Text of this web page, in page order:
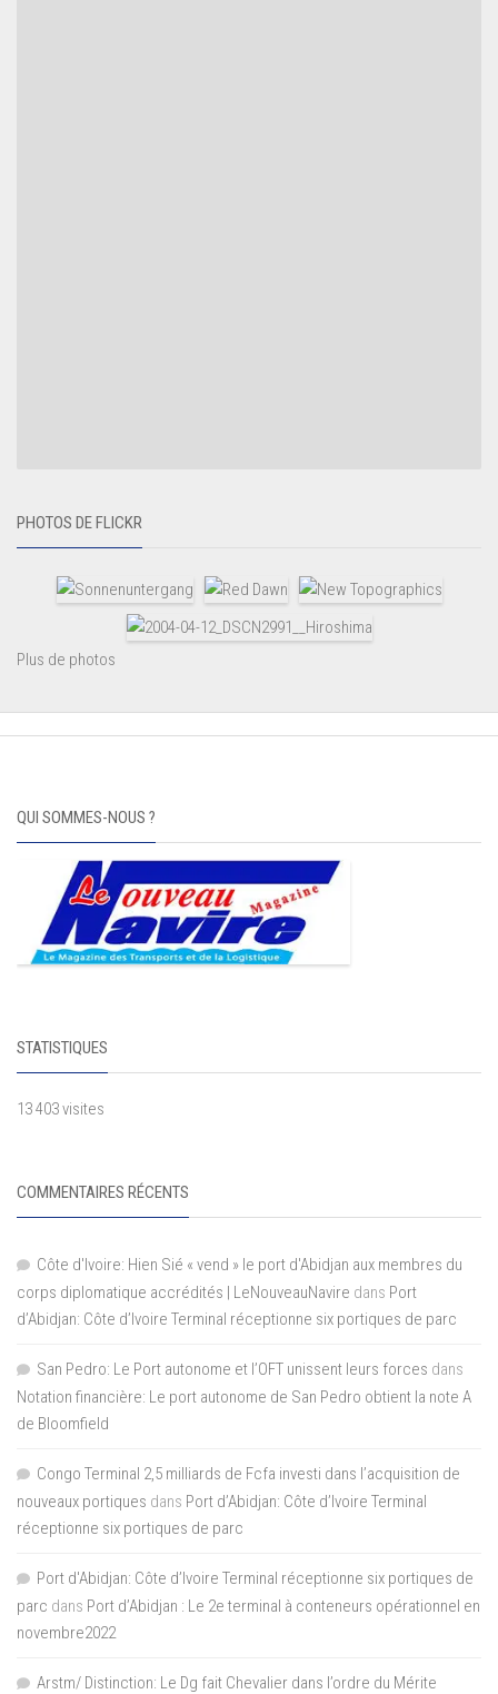
PHOTOS DE FLICKR
Plus de photos
QUI SOMMES-NOUS ?
STATISTIQUES
13 403 visites
COMMENTAIRES RÉCENTS
Côte d'Ivoire: Hien Sié « vend » le port d'Abidjan aux membres du
corps diplomatique accrédités | LeNouveauNavire dans Port
d’Abidjan: Côte d’Ivoire Terminal réceptionne six portiques de parc
San Pedro: Le Port autonome et l’OFT unissent leurs forces dans
Notation financière: Le port autonome de San Pedro obtient la note A
de Bloomfield
Congo Terminal 2,5 milliards de Fcfa investi dans l’acquisition de
nouveaux portiques dans Port d’Abidjan: Côte d’Ivoire Terminal
réceptionne six portiques de parc
Port d'Abidjan: Côte d’Ivoire Terminal réceptionne six portiques de
parc dans Port d’Abidjan : Le 2e terminal à conteneurs opérationnel en
novembre2022
Arstm/ Distinction: Le Dg fait Chevalier dans l’ordre du Mérite